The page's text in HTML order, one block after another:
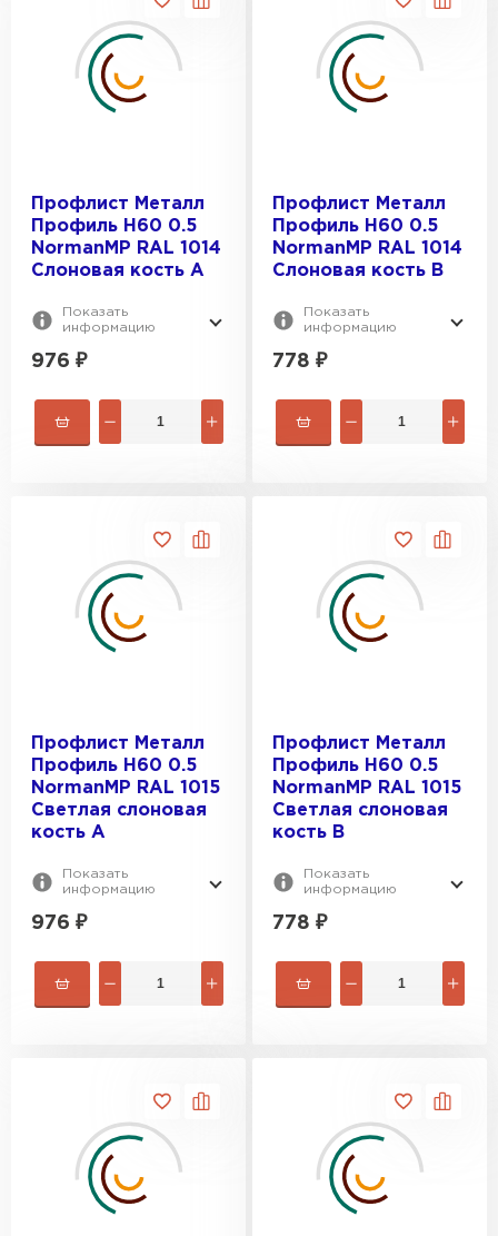
Профлист Металл
Профиль Н60 0.5
NormanMP RAL 1014
Слоновая кость A
Показать
информацию
976 ₽
Профлист Металл
Профиль Н60 0.5
NormanMP RAL 1014
Слоновая кость B
Показать
информацию
778 ₽
Профлист Металл
Профиль Н60 0.5
NormanMP RAL 1015
Светлая слоновая
кость A
Показать
информацию
976 ₽
Профлист Металл
Профиль Н60 0.5
NormanMP RAL 1015
Светлая слоновая
кость B
Показать
информацию
778 ₽